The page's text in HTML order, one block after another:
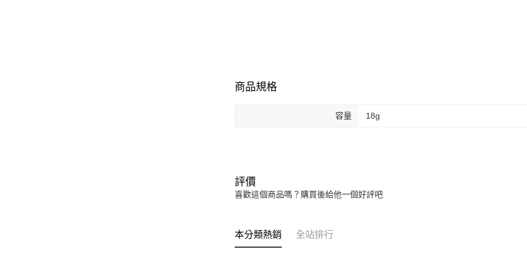
商品規格
容量 18g
評價
喜歡這個商品嗎？購買後給他一個好評吧
本分類熱銷 全站排行